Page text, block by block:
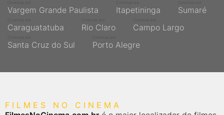
Vargem Grande Paulista Itapetininga Sumaré
Caraguatatuba Rio Claro Campo Largo
Santa Cruz do Sul Porto Alegre
FILMES NO CINEMA